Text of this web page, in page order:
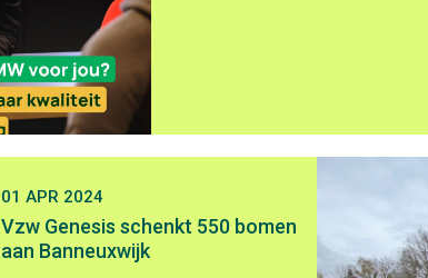
01 APR 2024
Vzw Genesis schenkt 550 bomen
aan Banneuxwijk